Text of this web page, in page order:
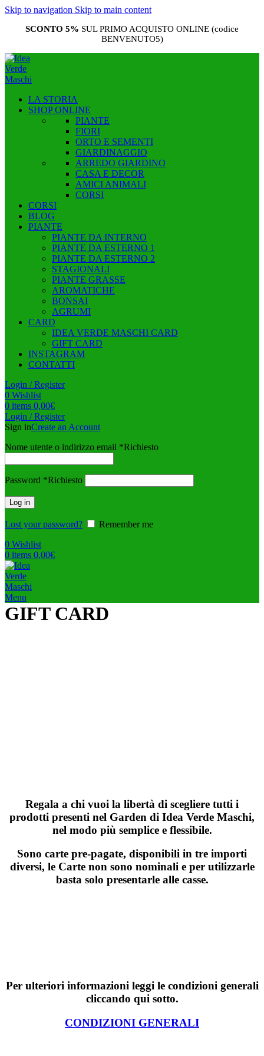
Skip to navigation Skip to main content
SCONTO 5% SUL PRIMO ACQUISTO ONLINE (codice
BENVENUTO5)
LA STORIA
SHOP ONLINE
PIANTE
FIORI
ORTO E SEMENTI
GIARDINAGGIO
ARREDO GIARDINO
CASA E DECOR
AMICI ANIMALI
CORSI
CORSI
BLOG
PIANTE
PIANTE DA INTERNO
PIANTE DA ESTERNO 1
PIANTE DA ESTERNO 2
STAGIONALI
PIANTE GRASSE
AROMATICHE
BONSAI
AGRUMI
CARD
IDEA VERDE MASCHI CARD
GIFT CARD
INSTAGRAM
CONTATTI
Login / Register
0 Wishlist
0 items 0,00€
Login / Register
Sign inCreate an Account
Nome utente o indirizzo email *Richiesto
Password *Richiesto
Log in
Lost your password?
Remember me
0 Wishlist
0 items 0,00€
Menu
GIFT CARD
Regala a chi vuoi la libertà di scegliere tutti i
prodotti presenti nel Garden di Idea Verde Maschi,
nel modo più semplice e flessibile.
Sono carte pre-pagate, disponibili in tre importi
diversi, le Carte non sono nominali e per utilizzarle
basta solo presentarle alle casse.
Per ulteriori informazioni leggi le condizioni generali
cliccando qui sotto.
CONDIZIONI GENERALI